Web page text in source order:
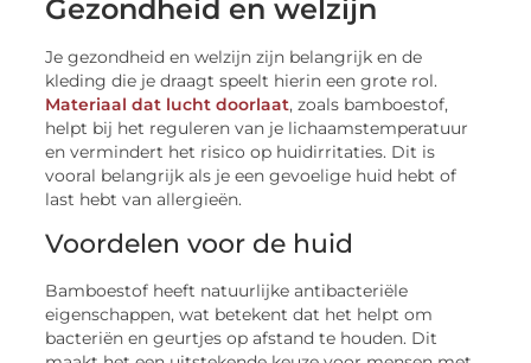
Gezondheid en welzijn
Je gezondheid en welzijn zijn belangrijk en de
kleding die je draagt speelt hierin een grote rol.
Materiaal dat lucht doorlaat, zoals bamboestof,
helpt bij het reguleren van je lichaamstemperatuur
en vermindert het risico op huidirritaties. Dit is
vooral belangrijk als je een gevoelige huid hebt of
last hebt van allergieën.
Voordelen voor de huid
Bamboestof heeft natuurlijke antibacteriële
eigenschappen, wat betekent dat het helpt om
bacteriën en geurtjes op afstand te houden. Dit